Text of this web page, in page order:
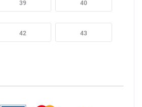
39 40
42 43